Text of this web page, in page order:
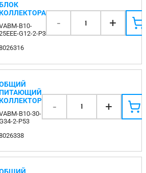
B10-
G12-2-P3
- 1 +
B10-30-
2-P53
- 1 +